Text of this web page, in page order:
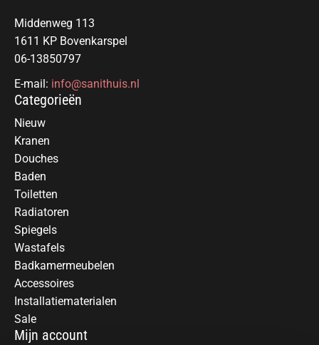
Middenweg 113
1611 KP Bovenkarspel
06-13850797
E-mail: info@sanithuis.nl
Categorieën
Nieuw
Kranen
Douches
Baden
Toiletten
Radiatoren
Spiegels
Wastafels
Badkamermeubelen
Accessoires
Installatiematerialen
Sale
Mijn account